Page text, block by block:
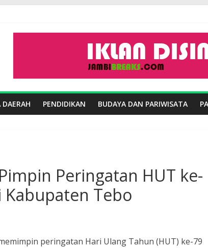
DAERAH PENDIDIKAN BUDAYA DAN PARIWISATA
Peringatan HUT ke-
Kabupaten Tebo
peringatan Hari Ulang Tahun (HUT) ke-79